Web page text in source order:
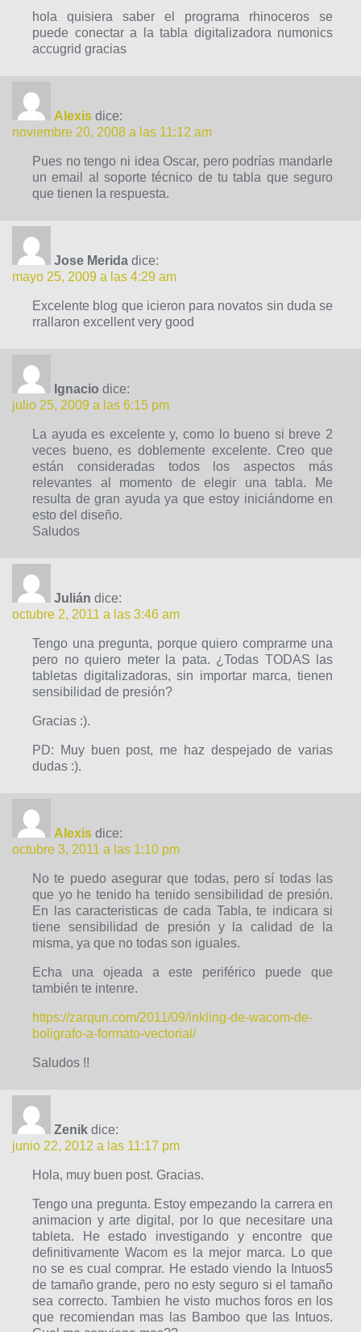
hola quisiera saber el programa rhinoceros se
puede conectar a la tabla digitalizadora numonics
accugrid gracias
Alexis dice:
noviembre 20, 2008 a las 11:12 am
Pues no tengo ni idea Oscar, pero podrías mandarle
un email al soporte técnico de tu tabla que seguro
que tienen la respuesta.
Jose Merida dice:
mayo 25, 2009 a las 4:29 am
Excelente blog que icieron para novatos sin duda se
rrallaron excellent very good
Ignacio dice:
julio 25, 2009 a las 6:15 pm
La ayuda es excelente y, como lo bueno si breve 2
veces bueno, es doblemente excelente. Creo que
están consideradas todos los aspectos más
relevantes al momento de elegir una tabla. Me
resulta de gran ayuda ya que estoy iniciándome en
esto del diseño.
Saludos
Julián dice:
octubre 2, 2011 a las 3:46 am
Tengo una pregunta, porque quiero comprarme una
pero no quiero meter la pata. ¿Todas TODAS las
tabletas digitalizadoras, sin importar marca, tienen
sensibilidad de presión?
Gracias :).
PD: Muy buen post, me haz despejado de varias
dudas :).
Alexis dice:
octubre 3, 2011 a las 1:10 pm
No te puedo asegurar que todas, pero sí todas las
que yo he tenido ha tenido sensibilidad de presión.
En las caracteristicas de cada Tabla, te indicara si
tiene sensibilidad de presión y la calidad de la
misma, ya que no todas son iguales.
Echa una ojeada a este periférico puede que
también te intenre.
https://zarqun.com/2011/09/inkling-de-wacom-de-
boligrafo-a-formato-vectorial/
Saludos !!
Zenik dice:
junio 22, 2012 a las 11:17 pm
Hola, muy buen post. Gracias.
Tengo una pregunta. Estoy empezando la carrera en
animacion y arte digital, por lo que necesitare una
tableta. He estado investigando y encontre que
definitivamente Wacom es la mejor marca. Lo que
no se es cual comprar. He estado viendo la Intuos5
de tamaño grande, pero no esty seguro si el tamaño
sea correcto. Tambien he visto muchos foros en los
que recomiendan mas las Bamboo que las Intuos.